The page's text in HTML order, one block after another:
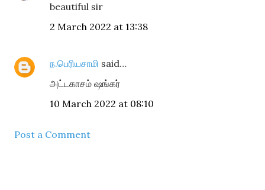
beautiful sir
2 March 2022 at 13:38
ந.பெரியசாமி said…
அட்டகாசம் ஷங்கர்
10 March 2022 at 08:10
Post a Comment